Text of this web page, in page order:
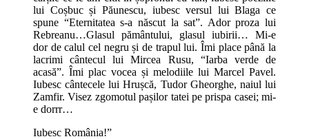
lui Coșbuc și Păunescu, iubesc versul lui Blaga ce
spune “Eternitatea s-a născut la sat”. Ador proza lui
Rebreanu…Glasul pământului, glasul iubirii… Mi-e
dor de calul cel negru și de trapul lui. Îmi place până la
lacrimi cântecul lui Mircea Rusu, “Iarba verde de
acasă”. Îmi plac vocea și melodiile lui Marcel Pavel.
Iubesc cântecele lui Hrușcă, Tudor Gheorghe, naiul lui
Zamfir. Visez zgomotul pașilor tatei pe prispa casei; mi-
e dorrr…
Iubesc România!”